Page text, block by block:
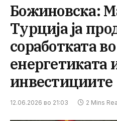
Божиновска:
Турција ја
соработката во
енергетиката
инвестициите
12.06.2026 во 21:03 2 Mins